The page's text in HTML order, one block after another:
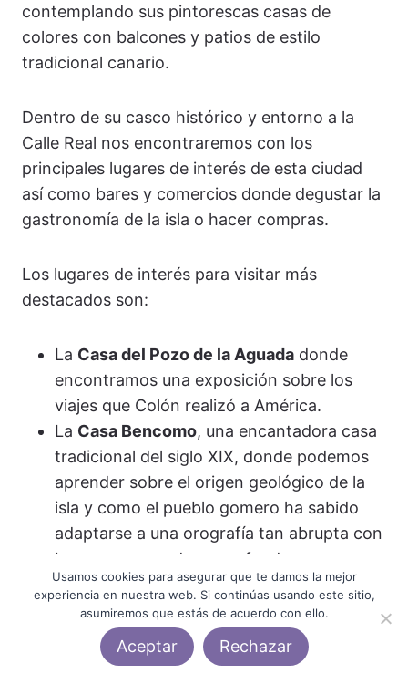
contemplando sus pintorescas casas de
colores con balcones y patios de estilo
tradicional canario.
Dentro de su casco histórico y entorno a la
Calle Real nos encontraremos con los
principales lugares de interés de esta ciudad
así como bares y comercios donde degustar la
gastronomía de la isla o hacer compras.
Los lugares de interés para visitar más
destacados son:
La Casa del Pozo de la Aguada donde
encontramos una exposición sobre los
viajes que Colón realizó a América.
La Casa Bencomo, una encantadora casa
tradicional del siglo XIX, donde podemos
aprender sobre el origen geológico de la
isla y como el pueblo gomero ha sabido
adaptarse a una orografía tan abrupta con
barrancos grandes y profundos.
ElMuseo Arqueológico de La Gomera, en
el que podemos aprender, a través de un
recorrido autoguiado, cómo eran la forma
de vida de los antiguos gomeros, los
Usamos cookies para asegurar que te damos la mejor
experiencia en nuestra web. Si continúas usando este sitio,
asumiremos que estás de acuerdo con ello.
Aceptar Rechazar